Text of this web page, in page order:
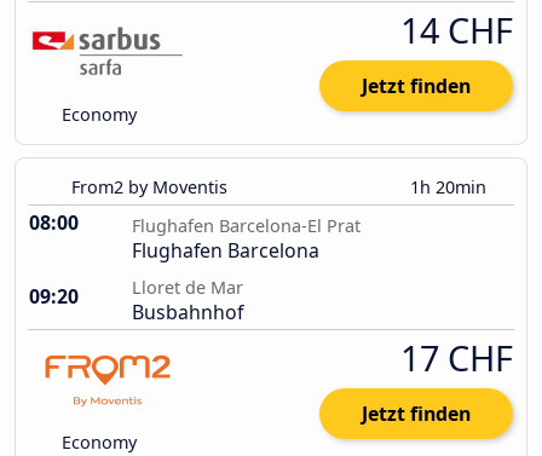
Economy
14 CHF
Jetzt finden
From2 by Moventis 1h 20min
08:00 Flughafen Barcelona-El Prat
Flughafen Barcelona
09:20
Lloret de Mar
Busbahnhof
Economy
17 CHF
Jetzt finden